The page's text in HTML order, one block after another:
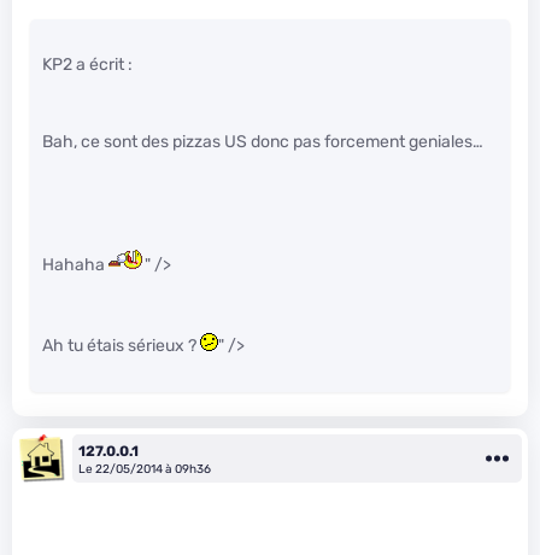
KP2 a écrit :
Bah, ce sont des pizzas US donc pas forcement geniales…
Hahaha " />
Ah tu étais sérieux ? " />
127.0.0.1
Le 22/05/2014 à 09h36